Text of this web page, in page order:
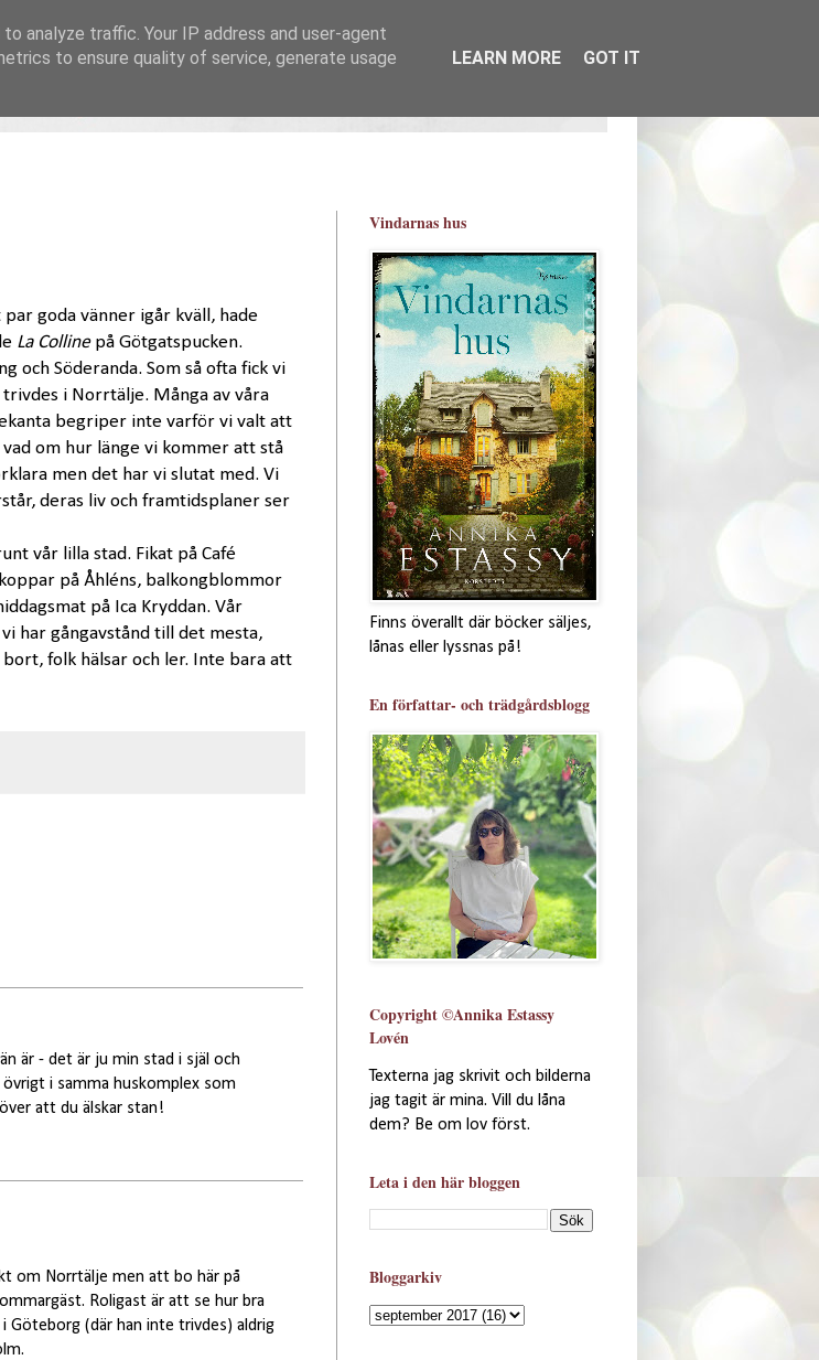
goda vänner igår kväll, hade
La Collinepå Götgatspucken.
och Söderanda. Som så ofta fick vi
i Norrtälje. Många av våra
begriper inte varför vi valt att
om hur länge vi kommer att stå
men det har vi slutat med. Vi
deras liv och framtidsplaner ser
vår lilla stad. Fikat på Café
på Åhléns, balkongblommor
på Ica Kryddan. Vår
har gångavstånd till det mesta,
folk hälsar och ler. Inte bara att
är - det är ju min stad i själ och
i samma huskomplex som
att du älskar stan!
om Norrtälje men att bo här på
Roligast är att se hur bra
(där han inte trivdes) aldrig
Vindarnas hus
Finns överallt där böcker säljes,
lånas eller lyssnas på!
En författar- och trädgårdsblogg
Copyright ©Annika Estassy
Lovén
Texterna jag skrivit och bilderna
jag tagit är mina. Vill du låna
dem? Be om lov först.
Leta i den här bloggen
Bloggarkiv
analyze traffic. Your IP address and user-agent
to ensure quality of service, generate usage
LEARN MORE GOT IT